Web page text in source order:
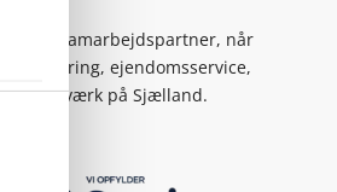
faste samarbejdspartner, når
ejendomsservice,
håndværk på Sjælland.